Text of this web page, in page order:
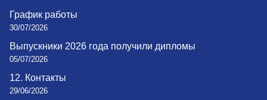
График работы
30/07/2026
Выпускники 2026 года получили дипломы
05/07/2026
12. Контакты
29/06/2026